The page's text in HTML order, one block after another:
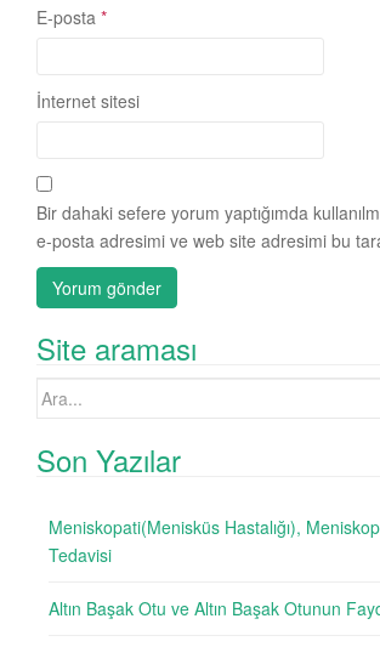
E-posta *
İnternet sitesi
Bir dahaki sefere yorum yaptığımda
e-posta adresimi ve web site adresimi bu
Site araması
Search
Son Yazılar
Meniskopati(Menisküs Hastalığı),
Tedavisi
Altın Başak Otu ve Altın Başak Otunun